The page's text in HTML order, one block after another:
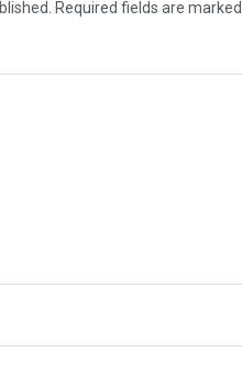
Required fields are marked